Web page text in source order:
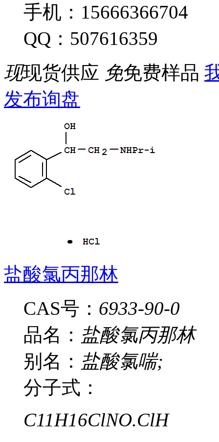
手机：15666366704
QQ：507616359
现现货供应 免免费样品
发布询盘
盐酸氯丙那林
CAS号： 6933-90-0
品名： 盐酸氯丙那林
别名： 盐酸氯喘;
分子式：
C11H16ClNO.ClH